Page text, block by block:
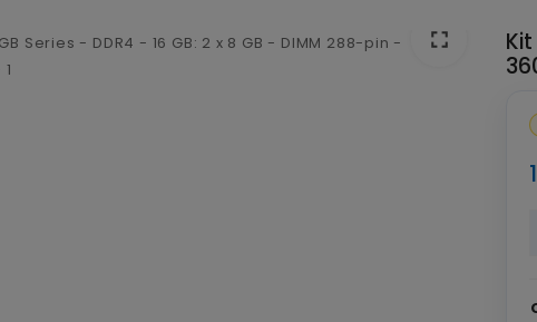
fullscreen